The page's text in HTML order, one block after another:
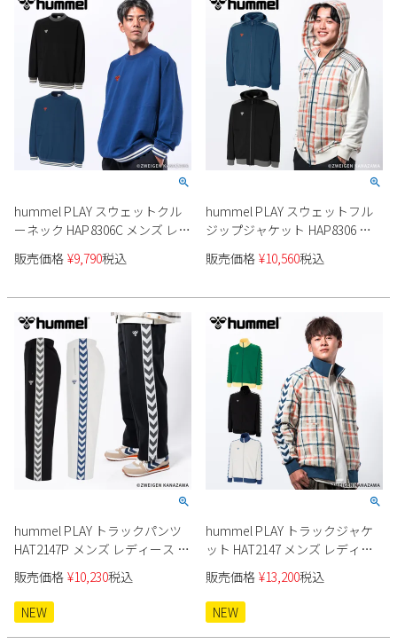
hummel PLAY スウェットクル
ーネック HAP8306C メンズ レデ
ィース ユニセックス
販売価格 ¥9,790税込
hummel PLAY スウェットフル
ジップジャケット HAP8306 メ
ンズ レディース ユニセックス
販売価格 ¥10,560税込
hummel PLAY トラックパンツ
HAT2147P メンズ レディース ユ
ニセックス
販売価格 ¥10,230税込
NEW
hummel PLAY トラックジャケ
ット HAT2147 メンズ レディー
ス ユニセックス
販売価格 ¥13,200税込
NEW